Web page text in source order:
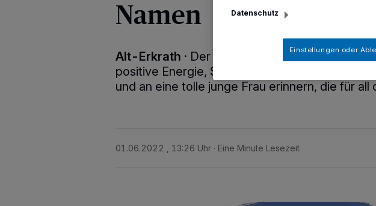
Namen
Alt-Erkrath · Der „Goldkind-Pokal“ soll für die
positive Energie, Spaß, Teamgeist, Sportsgeist
und an eine tolle junge Frau erinnern, die für all
01.06.2022 , 13:26 Uhr Eine Minute Lesezeit
Datenschutz
Einstellungen oder